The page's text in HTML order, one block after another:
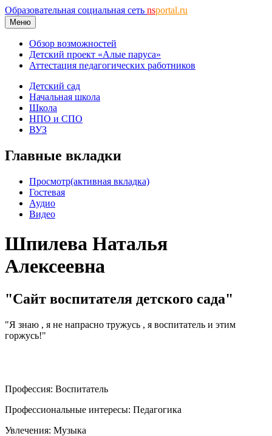
Образовательная социальная сеть nsportal.ru
Меню
Обзор возможностей
Детский проект «Алые паруса»
Аттестация педагогических работников
Детский сад
Начальная школа
Школа
НПО и СПО
ВУЗ
Главные вкладки
Просмотр(активная вкладка)
Гостевая
Аудио
Видео
Шпилева Наталья
Алексеевна
"Сайт воспитателя детского сада"
"Я знаю , я не напрасно тружусь , я воспитатель и этим
горжусь!"
Профессия: Воспитатель
Профессиональные интересы: Педагогика
Увлечения: Музыка